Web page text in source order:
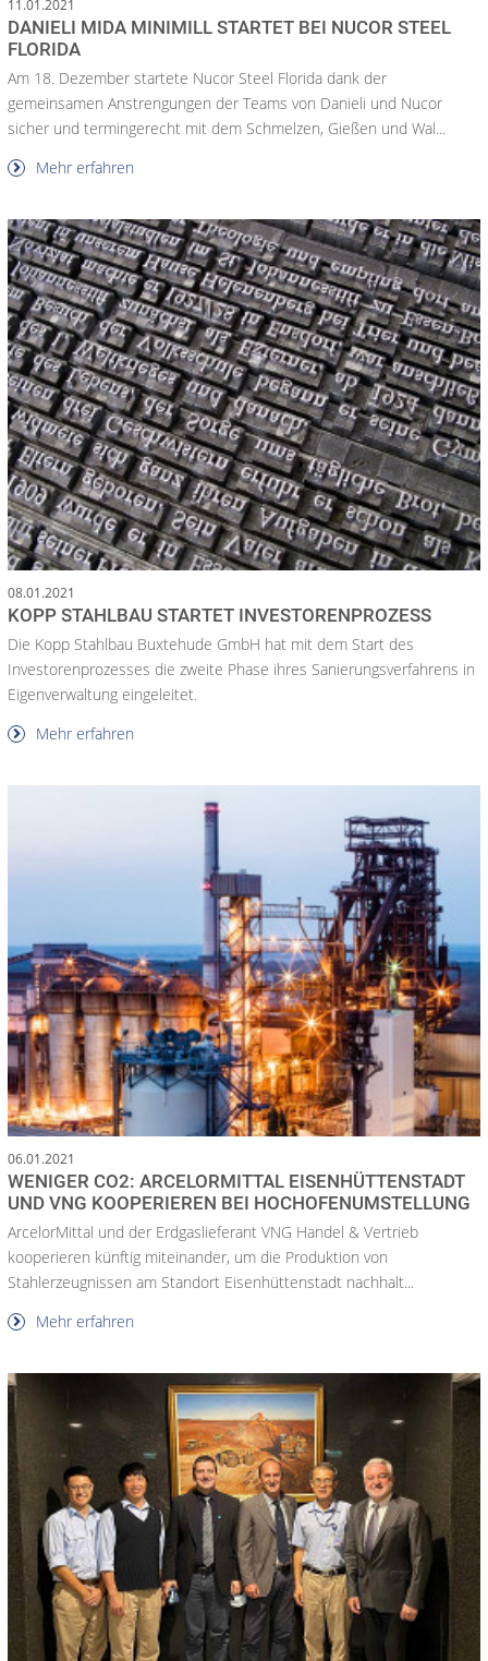
11.01.2021
DANIELI MIDA MINIMILL STARTET BEI NUCOR STEEL
FLORIDA
Am 18. Dezember startete Nucor Steel Florida dank der
gemeinsamen Anstrengungen der Teams von Danieli und Nucor
sicher und termingerecht mit dem Schmelzen, Gießen und Wal...
Mehr erfahren
08.01.2021
KOPP STAHLBAU STARTET INVESTORENPROZESS
Die Kopp Stahlbau Buxtehude GmbH hat mit dem Start des
Investorenprozesses die zweite Phase ihres Sanierungsverfahrens in
Eigenverwaltung eingeleitet.
Mehr erfahren
06.01.2021
WENIGER CO2: ARCELORMITTAL EISENHÜTTENSTADT
UND VNG KOOPERIEREN BEI HOCHOFENUMSTELLUNG
ArcelorMittal und der Erdgaslieferant VNG Handel & Vertrieb
kooperieren künftig miteinander, um die Produktion von
Stahlerzeugnissen am Standort Eisenhüttenstadt nachhalt...
Mehr erfahren